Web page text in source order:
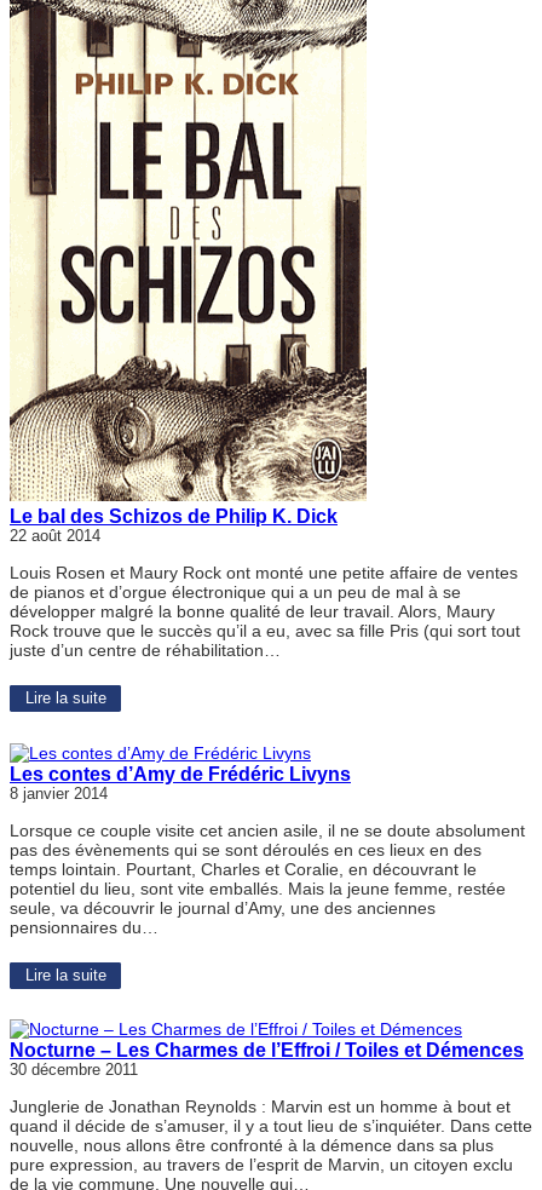
Le bal des Schizos de Philip K. Dick
22 août 2014
Louis Rosen et Maury Rock ont monté une petite affaire de ventes
de pianos et d’orgue électronique qui a un peu de mal à se
développer malgré la bonne qualité de leur travail. Alors, Maury
Rock trouve que le succès qu’il a eu, avec sa fille Pris (qui sort tout
juste d’un centre de réhabilitation…
Lire la suite
Les contes d’Amy de Frédéric Livyns
8 janvier 2014
Lorsque ce couple visite cet ancien asile, il ne se doute absolument
pas des évènements qui se sont déroulés en ces lieux en des
temps lointain. Pourtant, Charles et Coralie, en découvrant le
potentiel du lieu, sont vite emballés. Mais la jeune femme, restée
seule, va découvrir le journal d’Amy, une des anciennes
pensionnaires du…
Lire la suite
Nocturne – Les Charmes de l’Effroi / Toiles et Démences
30 décembre 2011
Junglerie de Jonathan Reynolds : Marvin est un homme à bout et
quand il décide de s’amuser, il y a tout lieu de s’inquiéter. Dans cette
nouvelle, nous allons être confronté à la démence dans sa plus
pure expression, au travers de l’esprit de Marvin, un citoyen exclu
de la vie commune. Une nouvelle qui…